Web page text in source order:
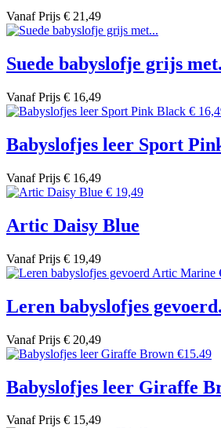
VanafPrijs € 21,49
Suede babyslofje grijs
VanafPrijs € 16,49
Babyslofjes leer Sport
VanafPrijs € 16,49
Artic Daisy Blue
VanafPrijs € 19,49
Leren babyslofjes
VanafPrijs € 20,49
Babyslofjes leer Giraffe
VanafPrijs € 15,49